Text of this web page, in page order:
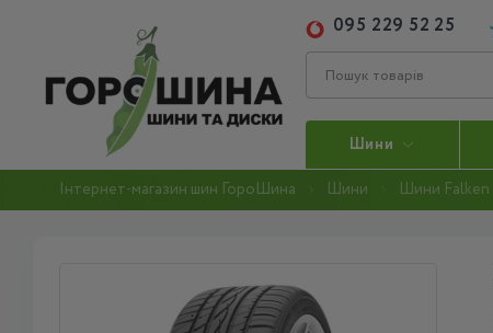
095 229 52 25
Шини
Інтернет-магазин шин ГороШина Шини Шини Falken